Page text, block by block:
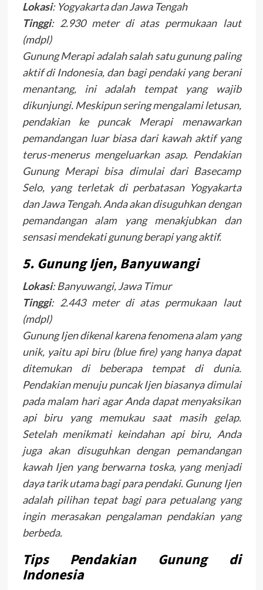
Lokasi: Yogyakarta dan Jawa Tengah
Tinggi: 2.930 meter di atas permukaan laut
(mdpl)
Gunung Merapi adalah salah satu gunung paling
aktif di Indonesia, dan bagi pendaki yang berani
menantang, ini adalah tempat yang wajib
dikunjungi. Meskipun sering mengalami letusan,
pendakian ke puncak Merapi menawarkan
pemandangan luar biasa dari kawah aktif yang
terus-menerus mengeluarkan asap. Pendakian
Gunung Merapi bisa dimulai dari Basecamp
Selo, yang terletak di perbatasan Yogyakarta
dan Jawa Tengah. Anda akan disuguhkan dengan
pemandangan alam yang menakjubkan dan
sensasi mendekati gunung berapi yang aktif.
5. Gunung Ijen, Banyuwangi
Lokasi: Banyuwangi, Jawa Timur
Tinggi: 2.443 meter di atas permukaan laut
(mdpl)
Gunung Ijen dikenal karena fenomena alam yang
unik, yaitu api biru (blue fire) yang hanya dapat
ditemukan di beberapa tempat di dunia.
Pendakian menuju puncak Ijen biasanya dimulai
pada malam hari agar Anda dapat menyaksikan
api biru yang memukau saat masih gelap.
Setelah menikmati keindahan api biru, Anda
juga akan disuguhkan dengan pemandangan
kawah Ijen yang berwarna toska, yang menjadi
daya tarik utama bagi para pendaki. Gunung Ijen
adalah pilihan tepat bagi para petualang yang
ingin merasakan pengalaman pendakian yang
berbeda.
Tips Pendakian Gunung di
Indonesia